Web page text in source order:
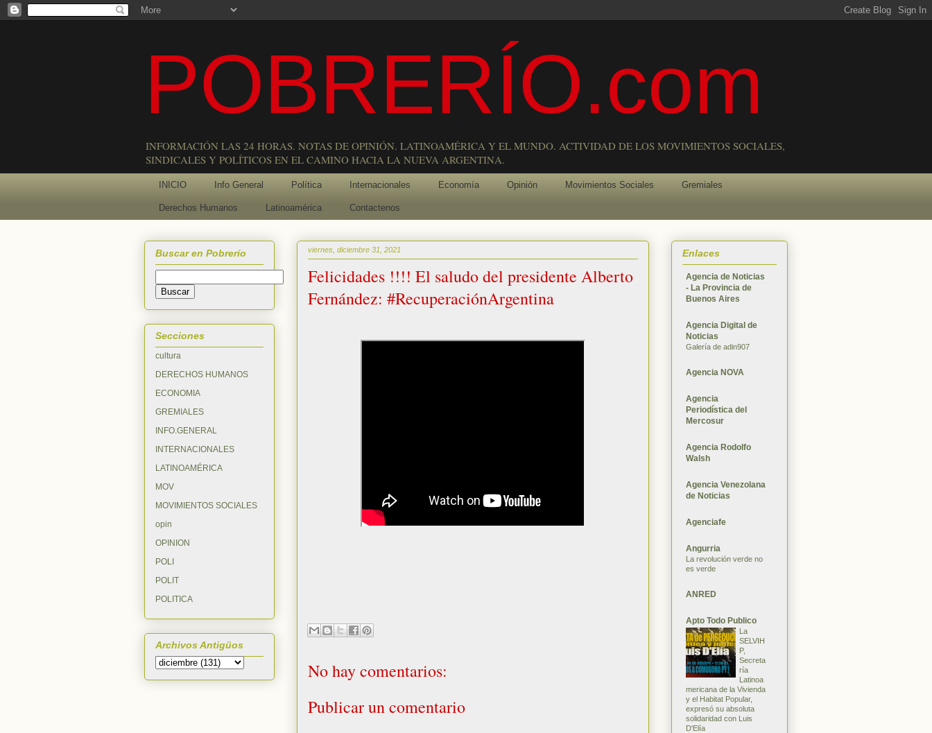
POBRERÍO.com
INFORMACIÓN LAS 24 HORAS. NOTAS DE OPINIÓN. LATINOAMÉRICA Y EL MUNDO. ACTIVIDAD DE LOS MOVIMIENTOS SOCIALES,
SINDICALES Y POLÍTICOS EN EL CAMINO HACIA LA NUEVA ARGENTINA.
INICIO Info General Política Internacionales Economía Opinión Movimientos Sociales Gremiales
Derechos Humanos Latinoamérica Contactenos
viernes, diciembre 31, 2021
Felicidades !!!! El saludo del presidente Alberto
Fernández: #RecuperaciónArgentina
No hay comentarios:
Publicar un comentario
Buscar en Pobrerío
Secciones
cultura
DERECHOS HUMANOS
ECONOMIA
GREMIALES
INFO.GENERAL
INTERNACIONALES
LATINOAMÉRICA
MOV
MOVIMIENTOS SOCIALES
opin
OPINION
POLI
POLIT
POLITICA
Archivos Antigüos
Enlaces
Agencia de Noticias
- La Provincia de
Buenos Aires
Agencia Digital de
Noticias
Galería de adin907
Agencia NOVA
Agencia
Periodística del
Mercosur
Agencia Rodolfo
Walsh
Agencia Venezolana
de Noticias
Agenciafe
Angurria
La revolución verde no
es verde
ANRED
Apto Todo Publico
La
SELVIH
P,
Secreta
ría
Latinoa
mericana de la Vivienda
y el Habitat Popular,
expresó su absoluta
solidaridad con Luis
D'Elía